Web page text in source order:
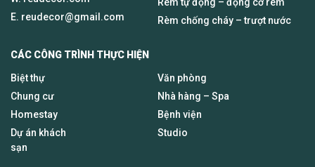
E. reudecor@gmail.com
Rèm chống cháy – trượt nước
CÁC CÔNG TRÌNH THỰC HIỆN
Biệt thự
Chung cư
Homestay
Dự án khách
sạn
Văn phòng
Nhà hàng – Spa
Bệnh viện
Studio